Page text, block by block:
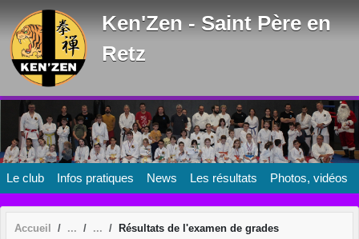
Ken'Zen - Saint Père en
Retz
Le club Infos pratiques News Les résultats Photos, vidéos
Accueil Résultats de l'examen de grades
Panneau de gestion des cookies